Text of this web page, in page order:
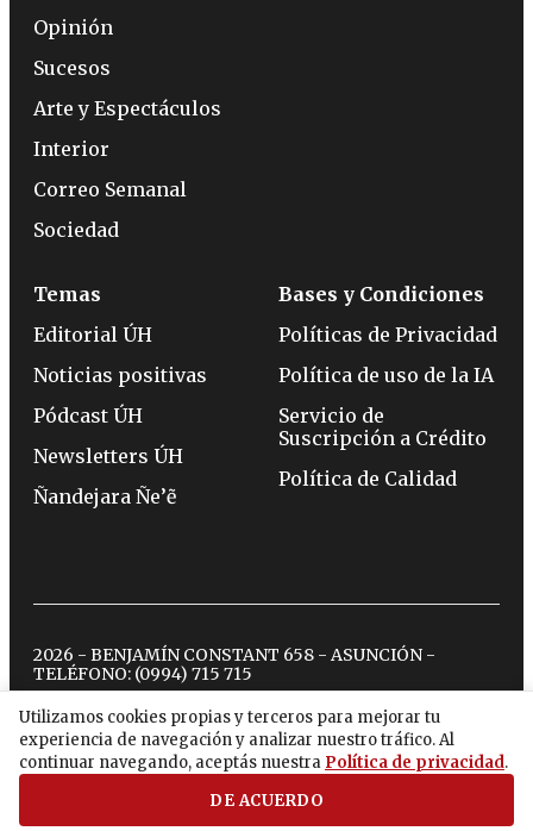
Utilizamos cookies propias y terceros para mejorar tu
experiencia de navegación y analizar nuestro tráfico. Al
continuar navegando, aceptás nuestra Política de privacidad.
DE ACUERDO
Opinión
Sucesos
Arte y Espectáculos
Interior
Correo Semanal
Sociedad
Temas
Editorial ÚH
Noticias positivas
Pódcast ÚH
Newsletters ÚH
Ñandejara Ñe’ẽ
Bases y Condiciones
Políticas de Privacidad
Política de uso de la IA
Servicio de
Suscripción a Crédito
Política de Calidad
2026 - BENJAMÍN CONSTANT 658 - ASUNCIÓN -
TELÉFONO: (0994) 715 715
twitterinstagram
facebook
tiktokyoutubespotify